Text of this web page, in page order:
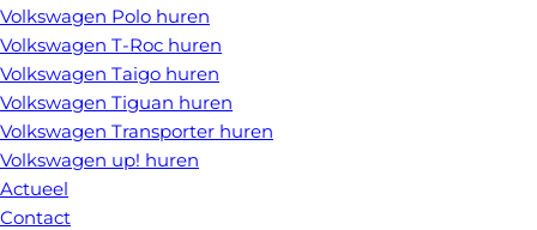
Volkswagen Polo huren
Volkswagen T-Roc huren
Volkswagen Taigo huren
Volkswagen Tiguan huren
Volkswagen Transporter huren
Volkswagen up! huren
Actueel
Contact